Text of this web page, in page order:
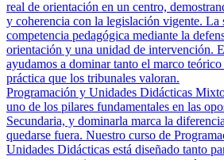
real de orientación en un centro,
y coherencia con la legislación vigente. La
competencia pedagógica mediante la
orientación y una unidad de intervención.
ayudamos a dominar tanto el marco
práctica que los tribunales valoran.
Programación y Unidades Didácticas
uno de los pilares fundamentales en las
Secundaria, y dominarla marca la
quedarse fuera. Nuestro curso de
Unidades Didácticas está diseñado tanto